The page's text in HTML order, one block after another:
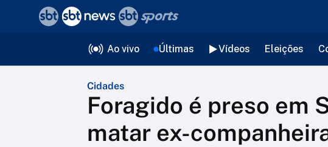
Ao vivo Últimas Vídeos Eleições
Cidades
Foragido é preso em
matar ex-
voltar
Editorias